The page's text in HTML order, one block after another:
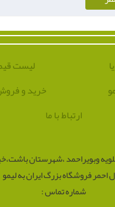
لیست
خرید و
ارتباط با ما
وبویراحمد ،شهرستان
احمر فروشگاه بزرگ ایران به لیمو
شماره تماس :